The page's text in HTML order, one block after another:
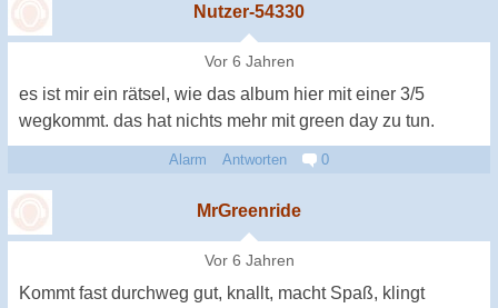
Nutzer-54330
Vor 6 Jahren
es ist mir ein rätsel, wie das album hier mit einer 3/5
wegkommt. das hat nichts mehr mit green day zu tun.
Alarm Antworten 0
MrGreenride
Vor 6 Jahren
Kommt fast durchweg gut, knallt, macht Spaß, klingt